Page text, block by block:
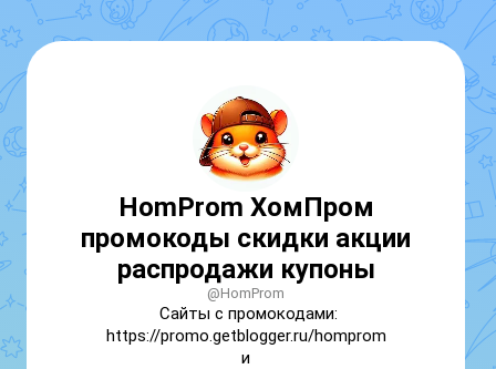
HomProm ХомПром
промокоды скидки акции
распродажи купоны
@HomProm
Сайты с промокодами:
https://promo.getblogger.ru/homprom
и